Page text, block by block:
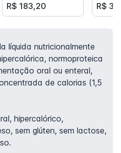
R$ 183,20 R$
líquida nutricionalmente
normoproteica
oral ou enteral,
de calorias (1,5
hipercalórico,
sem glúten, sem lactose,